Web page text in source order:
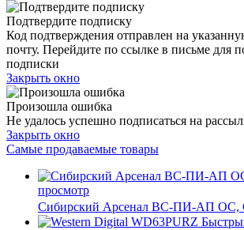
Подтвердите подписку
Код подтверждения отправлен на
почту. Перейдите по ссылке в письме для
подписки
Закрыть окно
Произошла ошибка
Не удалось успешно подписаться на
Закрыть окно
Самые продаваемые товары
просмотр
Сибирский Арсенал ВС-ПИ-АП